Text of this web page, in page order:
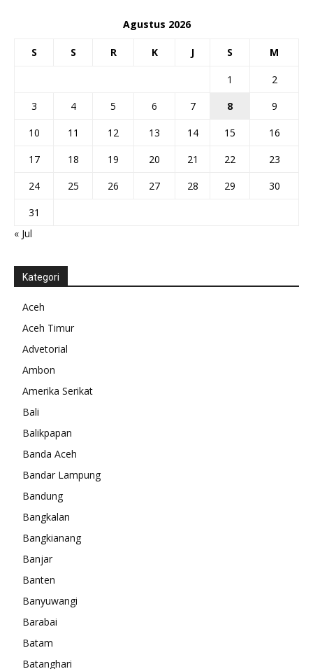
Agustus 2026
S S R K J S M
1
2
3
4 5 6 7 8
9
10
11 12 13 14 15
16
17
18 19 20 21 22
23
24
25 26 27 28 29
30
31
« Jul
Kategori
Aceh
Aceh Timur
Advetorial
Ambon
Amerika Serikat
Bali
Balikpapan
Banda Aceh
Bandar Lampung
Bandung
Bangkalan
Bangkianang
Banjar
Banten
Banyuwangi
Barabai
Batam
Batanghari